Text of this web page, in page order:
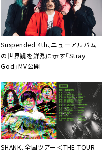
Suspended 4th、ニューアルバム
の世界観を鮮烈に示す「Stray
God」MV公開
SHANK、全国ツアー＜THE TOUR